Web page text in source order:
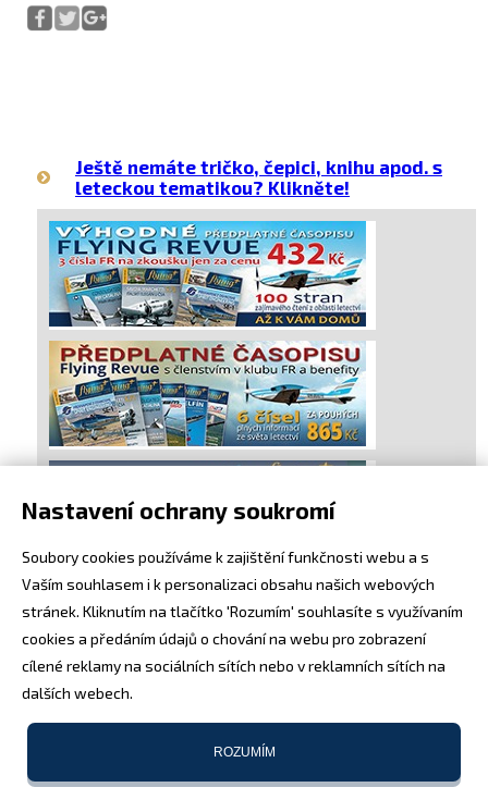
Ještě nemáte tričko, čepici, knihu apod. s
leteckou tematikou? Klikněte!
Nastavení ochrany soukromí
Soubory cookies používáme k zajištění funkčnosti webu a s
Vaším souhlasem i k personalizaci obsahu našich webových
stránek. Kliknutím na tlačítko 'Rozumím' souhlasíte s využívaním
cookies a předáním údajů o chování na webu pro zobrazení
cílené reklamy na sociálních sítích nebo v reklamních sítích na
dalších webech.
ROZUMÍM